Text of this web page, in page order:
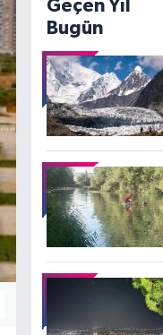
Geçen Yıl
Bugün